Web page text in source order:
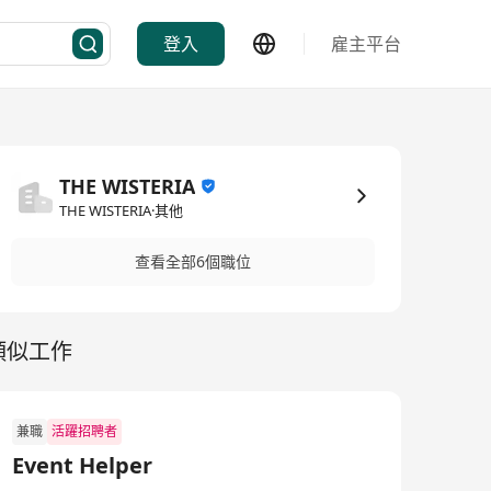
登入 雇主平台
THE WISTERIA
THE WISTERIA·其他
查看全部6個職位
似工作
兼職 活躍招聘者
Event Helper